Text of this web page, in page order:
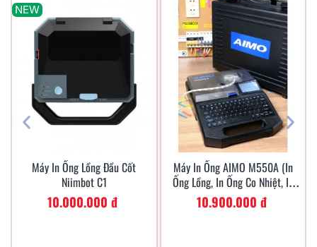
NEW
Xem Nhanh
Máy In Ống Lồng Đầu Cốt
Niimbot C1
10.000.000 đ
Xem Nhanh
Máy In Ống AIMO M550A (in
Ống Lồng, In Ống Co Nhiệt, In
Nhãn)
10.900.000 đ